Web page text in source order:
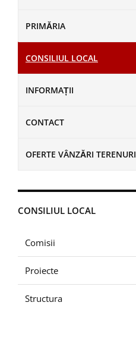
PRIMĂRIA
CONSILIUL LOCAL
INFORMAȚII
CONTACT
OFERTE VÂNZĂRI TERENURI
CONSILIUL LOCAL
Comisii
Proiecte
Structura